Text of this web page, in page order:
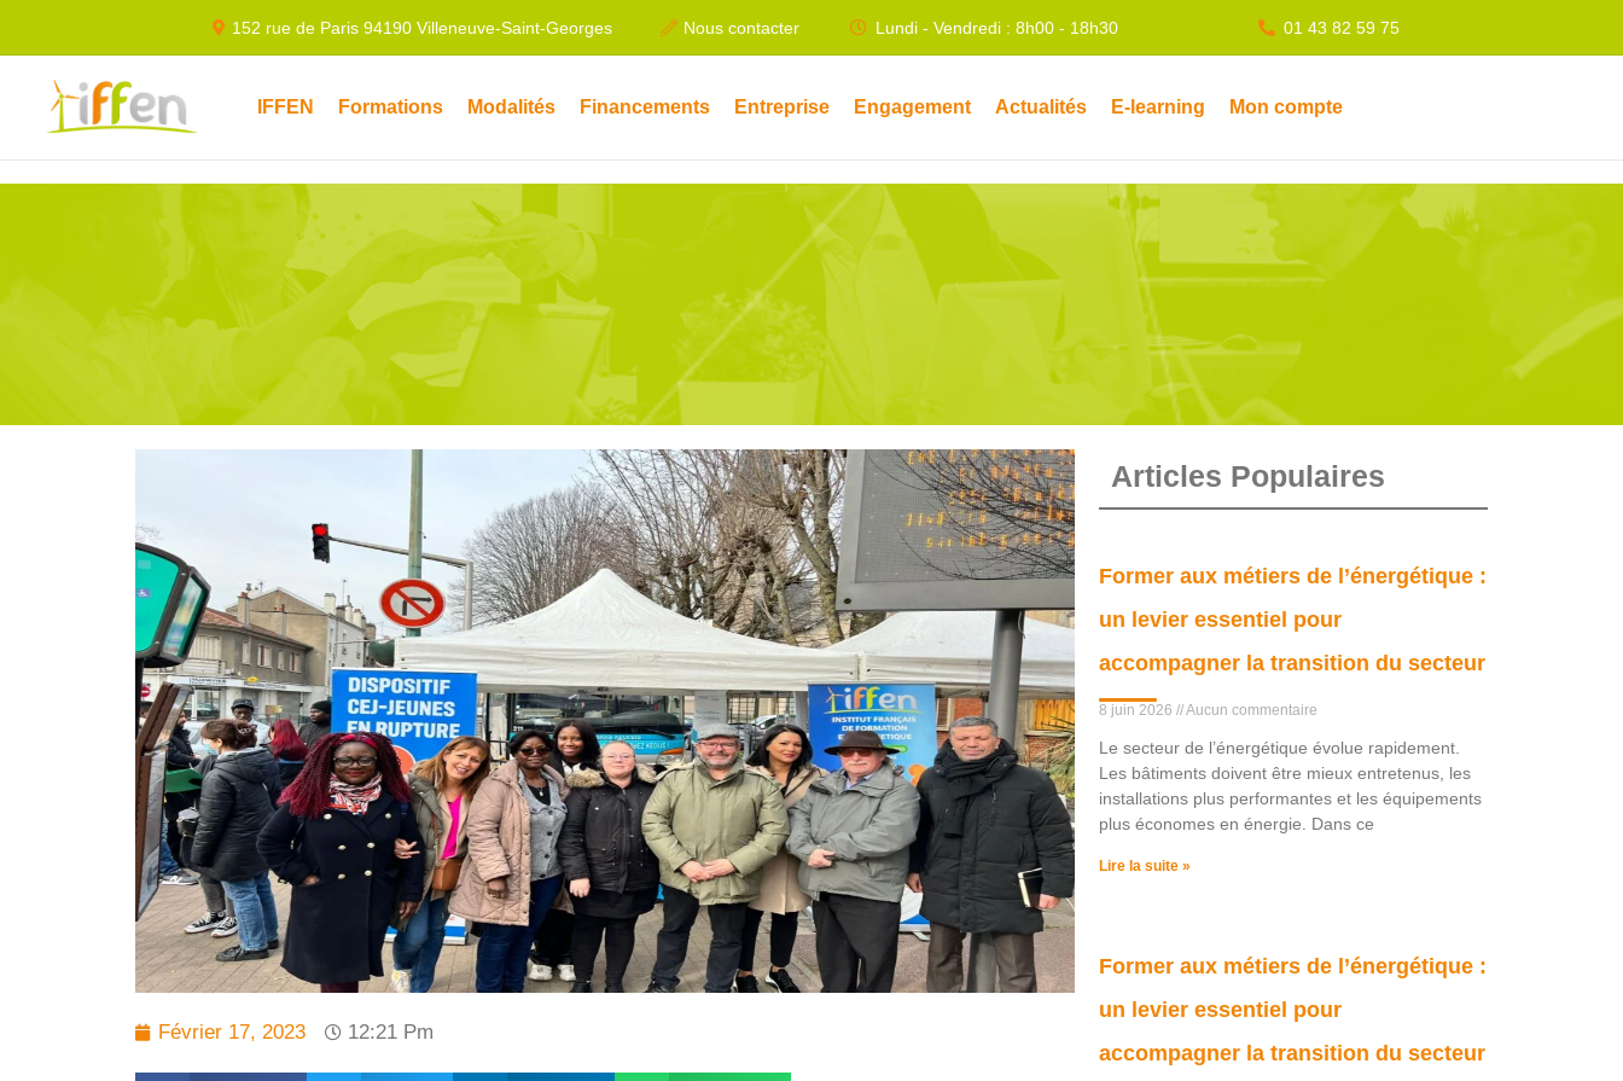
152 rue de Paris 94190 Villeneuve-Saint-Georges Nous contacter Lundi - Vendredi : 8h00 - 18h30 01 43 82 59 75
IFFEN Formations Modalités Financements Entreprise Engagement Actualités E-learning Mon compte
Février 17, 2023 12:21 Pm
Articles Populaires
Former aux métiers de l’énergétique :
un levier essentiel pour
accompagner la transition du secteur
8 juin 2026 Aucun commentaire
Le secteur de l’énergétique évolue rapidement.
Les bâtiments doivent être mieux entretenus, les
installations plus performantes et les équipements
plus économes en énergie. Dans ce
Lire la suite »
Former aux métiers de l’énergétique :
un levier essentiel pour
accompagner la transition du secteur